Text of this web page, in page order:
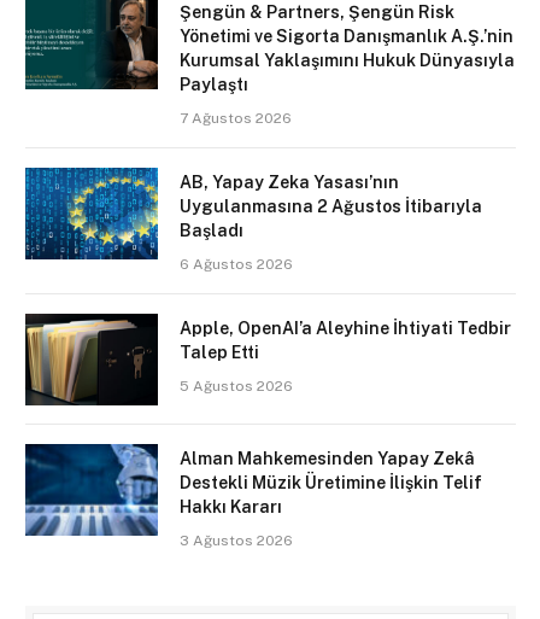
Şengün & Partners, Şengün Risk
Yönetimi ve Sigorta Danışmanlık A.Ş.’nin
Kurumsal Yaklaşımını Hukuk Dünyasıyla
Paylaştı
7 Ağustos 2026
AB, Yapay Zeka Yasası’nın
Uygulanmasına 2 Ağustos İtibarıyla
Başladı
6 Ağustos 2026
Apple, OpenAI’a Aleyhine İhtiyati Tedbir
Talep Etti
5 Ağustos 2026
Alman Mahkemesinden Yapay Zekâ
Destekli Müzik Üretimine İlişkin Telif
Hakkı Kararı
3 Ağustos 2026